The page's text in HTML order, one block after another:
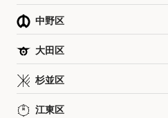
中野区
大田区
杉並区
江東区